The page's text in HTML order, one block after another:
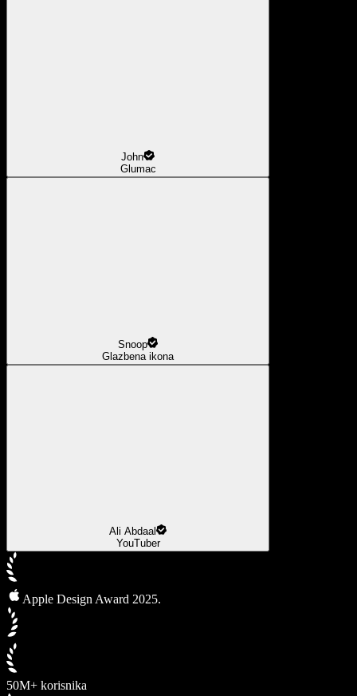
John
Glumac
Snoop
Glazbena ikona
Ali Abdaal
YouTuber
Apple Design Award 2025.
50M+ korisnika